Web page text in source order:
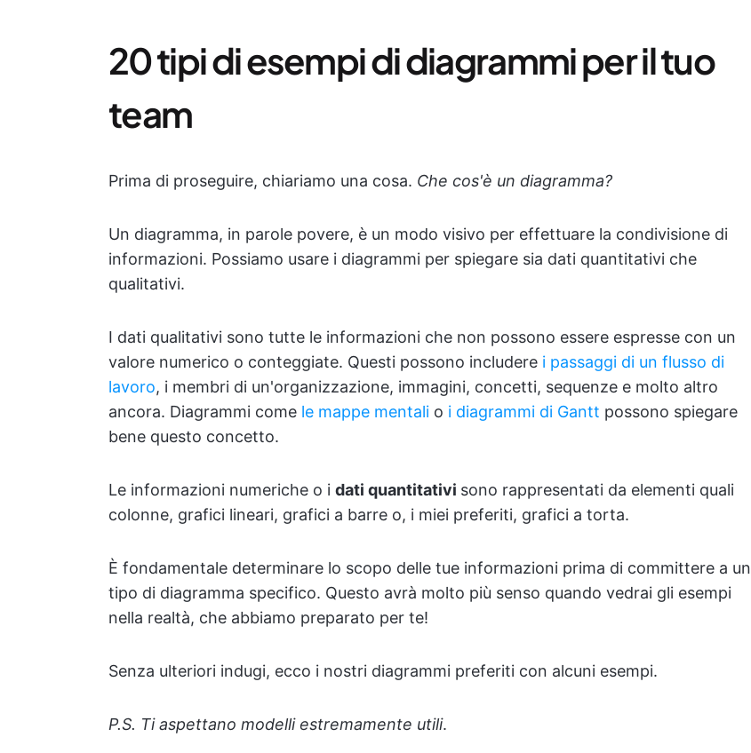
20 tipi di esempi di diagrammi per il tuo
team
Prima di proseguire, chiariamo una cosa. Che cos'è un diagramma?
Un diagramma, in parole povere, è un modo visivo per effettuare la condivisione di
informazioni. Possiamo usare i diagrammi per spiegare sia dati quantitativi che
qualitativi.
I dati qualitativi sono tutte le informazioni che non possono essere espresse con un
valore numerico o conteggiate. Questi possono includere i passaggi di un flusso di
lavoro, i membri di un'organizzazione, immagini, concetti, sequenze e molto altro
ancora. Diagrammi come le mappe mentali o i diagrammi di Gantt possono spiegare
bene questo concetto.
Le informazioni numeriche o i dati quantitativi sono rappresentati da elementi quali
colonne, grafici lineari, grafici a barre o, i miei preferiti, grafici a torta.
È fondamentale determinare lo scopo delle tue informazioni prima di committere a un
tipo di diagramma specifico. Questo avrà molto più senso quando vedrai gli esempi
nella realtà, che abbiamo preparato per te!
Senza ulteriori indugi, ecco i nostri diagrammi preferiti con alcuni esempi.
P.S. Ti aspettano modelli estremamente utili.